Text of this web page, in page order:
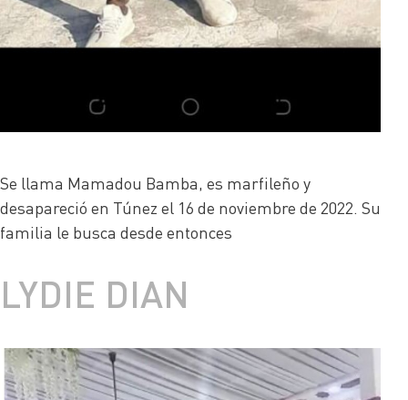
Se llama Mamadou Bamba, es marfileño y
desapareció en Túnez el 16 de noviembre de 2022. Su
familia le busca desde entonces
LYDIE DIAN